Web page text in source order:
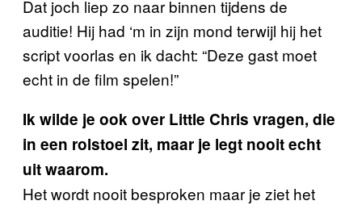
Dat joch liep zo naar binnen tijdens de
auditie! Hij had ‘m in zijn mond terwijl hij het
script voorlas en ik dacht: “Deze gast moet
echt in de film spelen!”
Ik wilde je ook over Little Chris vragen, die
in een rolstoel zit, maar je legt nooit echt
uit waarom.
Het wordt nooit besproken maar je ziet het